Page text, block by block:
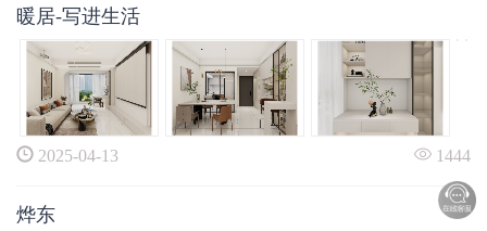
暖居-写进生活
2025-04-13 1444
烨东